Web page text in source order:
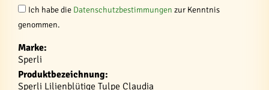
Ich habe die Datenschutzbestimmungen zur Kenntnis
genommen.
Marke:
Sperli
Produktbezeichnung:
Sperli Lilienblütige Tulpe Claudia